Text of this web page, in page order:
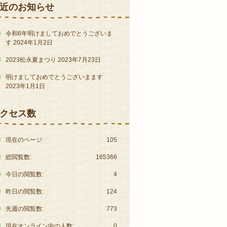
のお知らせ
令和6年明けましておめでとうございま
す 2024年1月2日
2023松永夏まつり 2023年7月23日
明けましておめでとうございまます
2023年1月1日
セス数
105
現在のページ:
165366
総閲覧数:
4
今日の閲覧数:
124
昨日の閲覧数:
773
先週の閲覧数: